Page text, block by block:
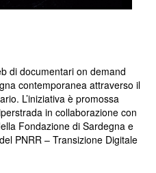
di documentari on demand
contemporanea attraverso il
L’iniziativa è promossa
in collaborazione con
Fondazione di Sardegna e
PNRR – Transizione Digitale